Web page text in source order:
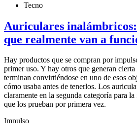
Tecno
Auriculares
que realmente van a
Hay productos que se compran por
primer uso. Y hay otros que generan
terminan convirtiéndose en uno de esos
cómo usaba antes de tenerlos. Los
claramente en la segunda categoría para
que los prueban por primera vez.
Impulso